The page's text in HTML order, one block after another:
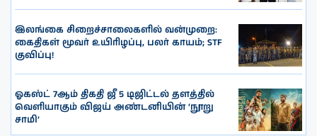
இலங்கை சிறைச்சாலைகளில் வன்முறை:
கைதிகள் மூவர் உயிரிழப்பு, பலர் காயம்; STF
குவிப்பு!
ஓகஸ்ட் 7ஆம் திகதி ஜீ 5 டிஜிட்டல் தளத்தில்
வெளியாகும் விஜய் அண்டனியின் ‘நூறு
சாமி’